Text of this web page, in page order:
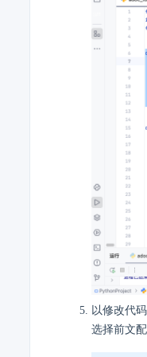
以修改代
选择前文